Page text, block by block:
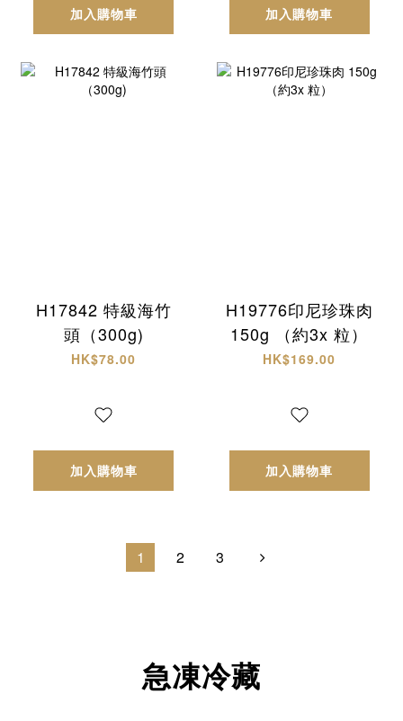
加入購物車 加入購物車
H17842 特級海竹
頭（300g)
HK$78.00
加入購物車
H19776印尼珍珠肉
150g （約3x 粒）
HK$169.00
加入購物車
1 2 3
急凍冷藏